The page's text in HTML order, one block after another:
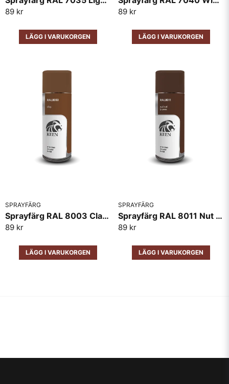
89 kr
LÄGG I VARUKORGEN
89 kr
LÄGG I VARUKORGEN
SPRAYFÄRG
Sprayfärg RAL 8003 Clay Brown Keen 400ml
89 kr
LÄGG I VARUKORGEN
SPRAYFÄRG
Sprayfärg RAL 8011 Nut Brown Keen 400ml
89 kr
LÄGG I VARUKORGEN